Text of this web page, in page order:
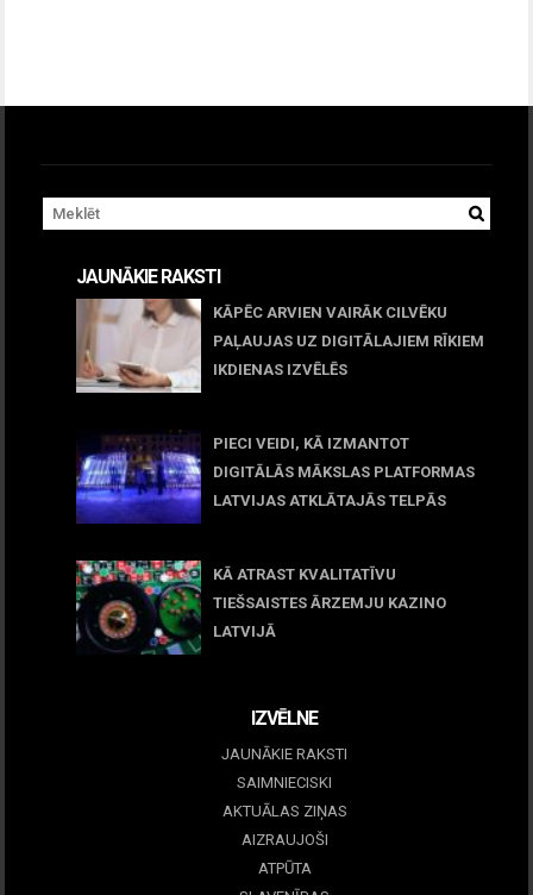
JAUNĀKIE RAKSTI
KĀPĒC ARVIEN VAIRĀK CILVĒKU
PAĻAUJAS UZ DIGITĀLAJIEM RĪKIEM
IKDIENAS IZVĒLĒS
PIECI VEIDI, KĀ IZMANTOT
DIGITĀLĀS MĀKSLAS PLATFORMAS
LATVIJAS ATKLĀTAJĀS TELPĀS
KĀ ATRAST KVALITATĪVU
TIEŠSAISTES ĀRZEMJU KAZINO
LATVIJĀ
IZVĒLNE
JAUNĀKIE RAKSTI
SAIMNIECISKI
AKTUĀLAS ZIŅAS
AIZRAUJOŠI
ATPŪTA